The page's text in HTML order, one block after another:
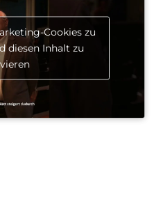
Cookies zu
diesen Inhalt zu